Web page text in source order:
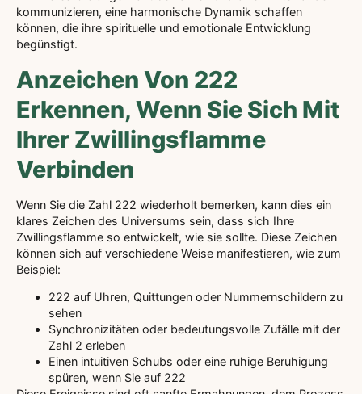
kommunizieren, eine harmonische Dynamik schaffen
können, die ihre spirituelle und emotionale Entwicklung
begünstigt.
Anzeichen Von 222
Erkennen, Wenn Sie Sich Mit
Ihrer Zwillingsflamme
Verbinden
Wenn Sie die Zahl 222 wiederholt bemerken, kann dies ein
klares Zeichen des Universums sein, dass sich Ihre
Zwillingsflamme so entwickelt, wie sie sollte. Diese Zeichen
können sich auf verschiedene Weise manifestieren, wie zum
Beispiel:
222 auf Uhren, Quittungen oder Nummernschildern zu
sehen
Synchronizitäten oder bedeutungsvolle Zufälle mit der
Zahl 2 erleben
Einen intuitiven Schubs oder eine ruhige Beruhigung
spüren, wenn Sie auf 222